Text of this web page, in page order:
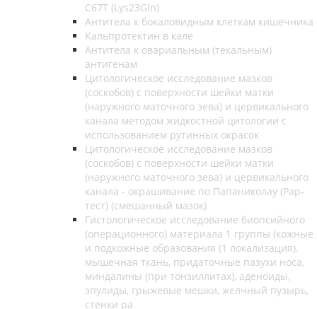
C67T (Lys23Gln)
Антитела к бокаловидным клеткам кишечника
Кальпротектин в кале
Антитела к овариальным (текальным)
антигенам
Цитологическое исследование мазков
(соскобов) с поверхности шейки матки
(наружного маточного зева) и цервикального
канала методом жидкостной цитологии с
использованием рутинных окрасок
Цитологическое исследование мазков
(соскобов) с поверхности шейки матки
(наружного маточного зева) и цервикального
канала - окрашивание по Папаниколау (Рар-
тест) (смешанный мазок)
Гистологическое исследование биопсийного
(операционного) материала 1 группы (кожные
и подкожные образования (1 локализация),
мышечная ткань, придаточные пазухи носа,
миндалины (при тонзиллитах), аденоиды,
эпулиды, грыжевые мешки, желчный пузырь,
стенки ра